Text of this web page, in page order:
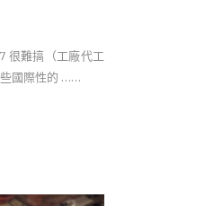
很難搞（工廠代工
些國際性的 ……